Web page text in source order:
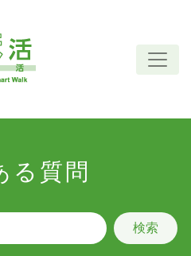
る質問
検索